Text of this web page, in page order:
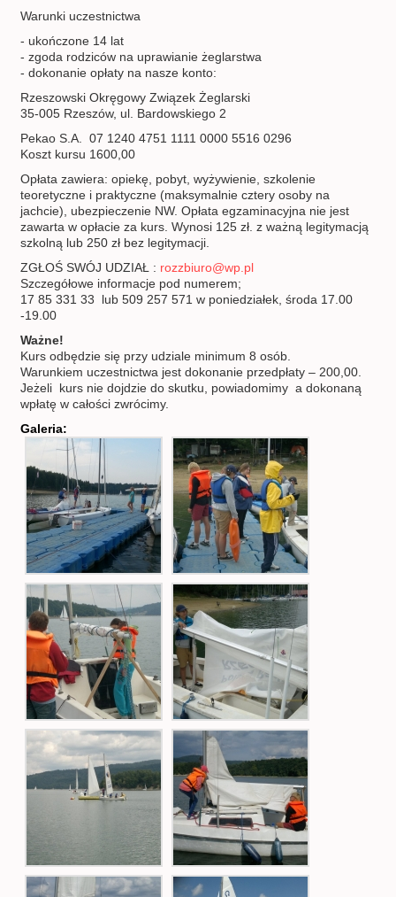
Warunki uczestnictwa
- ukończone 14 lat
- zgoda rodziców na uprawianie żeglarstwa
- dokonanie opłaty na nasze konto:
Rzeszowski Okręgowy Związek Żeglarski
35-005 Rzeszów, ul. Bardowskiego 2
Pekao S.A. 07 1240 4751 1111 0000 5516 0296
Koszt kursu 1600,00
Opłata zawiera: opiekę, pobyt, wyżywienie, szkolenie
teoretyczne i praktyczne (maksymalnie cztery osoby na
jachcie), ubezpieczenie NW. Opłata egzaminacyjna nie jest
zawarta w opłacie za kurs. Wynosi 125 zł. z ważną legitymacją
szkolną lub 250 zł bez legitymacji.
ZGŁOŚ SWÓJ UDZIAŁ : rozzbiuro@wp.pl
Szczegółowe informacje pod numerem;
17 85 331 33 lub 509 257 571 w poniedziałek, środa 17.00
-19.00
Ważne!
Kurs odbędzie się przy udziale minimum 8 osób.
Warunkiem uczestnictwa jest dokonanie przedpłaty – 200,00.
Jeżeli kurs nie dojdzie do skutku, powiadomimy a dokonaną
wpłatę w całości zwrócimy.
Galeria: